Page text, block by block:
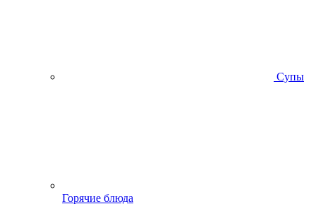
Супы
Горячие блюда